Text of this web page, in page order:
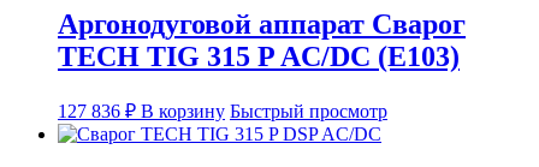
Аргонодуговой аппарат Сварог
TECH TIG 315 P AC/DC (E103)
127 836 ₽ В корзину Быстрый просмотр